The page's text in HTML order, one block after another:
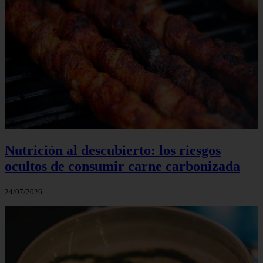
Nutrición al descubierto: los riesgos
ocultos de consumir carne carbonizada
24/07/2026